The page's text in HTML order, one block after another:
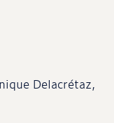
Delacrétaz,